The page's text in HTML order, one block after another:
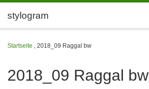
Zum Inhalt springen
stylogram
Startseite , 2018_09 Raggal bw
2018_09 Raggal bw